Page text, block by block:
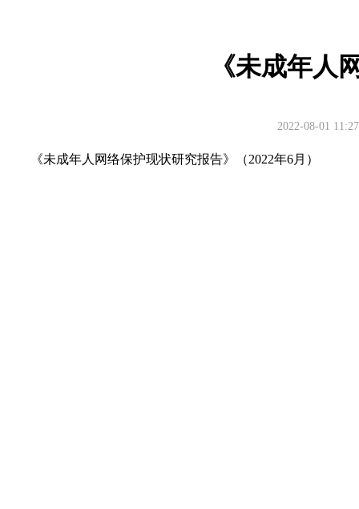
《未成年人
2022-08-01
《未成年人网络保护现状研究报告》（2022年6月）